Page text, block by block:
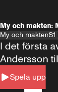
My och makten:
My och maktenS1
Spela upp
I det första
Andersson